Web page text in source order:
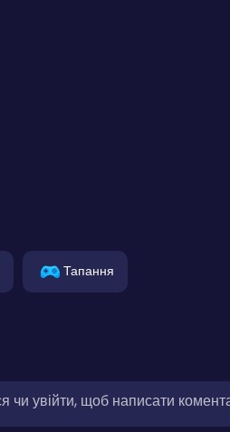
Тапання
чи увійти, щоб написати